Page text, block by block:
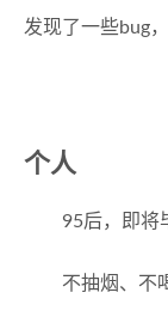
发现了一些bug
个人
95后，即将毕
不抽烟、不喝